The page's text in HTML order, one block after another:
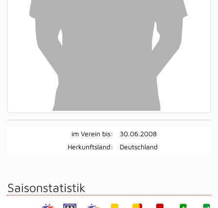
im Verein bis:
30.06.2008
Herkunftsland:
Deutschland
Saisonstatistik